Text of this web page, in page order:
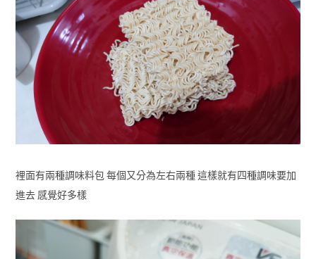
裡面有兩種調味料包 每個又分為左右兩種 這樣就有四種調味要加
進去 感覺好多樣